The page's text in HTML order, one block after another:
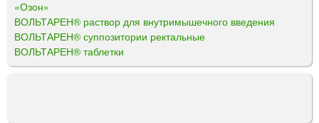
«Озон»
ВОЛЬТАРЕН® раствор для внутримышечного введения
ВОЛЬТАРЕН® суппозитории ректальные
ВОЛЬТАРЕН® таблетки